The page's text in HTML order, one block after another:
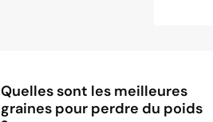
Quelles sont les meilleures
graines pour perdre du poids